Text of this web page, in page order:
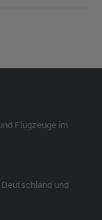
Flugzeuge im
und